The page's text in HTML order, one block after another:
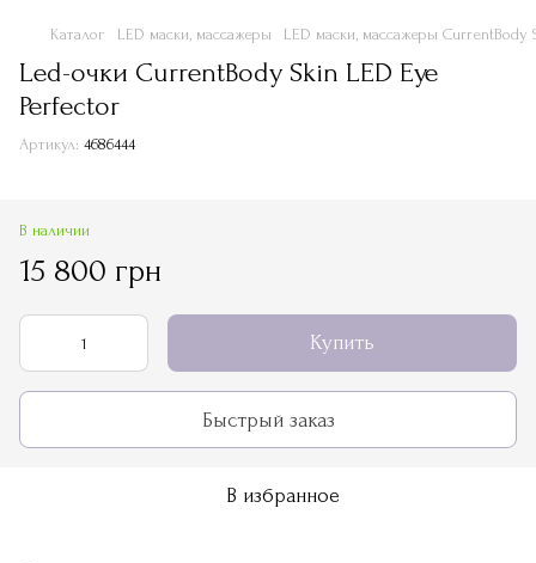
Каталог LED маски, массажеры LED маски, массажеры CurrentBody
Led-очки CurrentBody Skin LED Eye
Perfector
Артикул: 4686444
В наличии
15 800 грн
Купить
Быстрый заказ
В избранное